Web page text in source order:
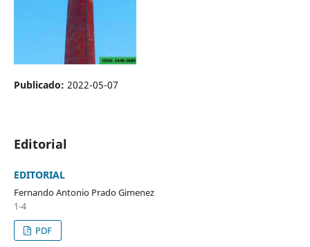
Publicado: 2022-05-07
Editorial
EDITORIAL
Fernando Antonio Prado Gimenez
1-4
PDF